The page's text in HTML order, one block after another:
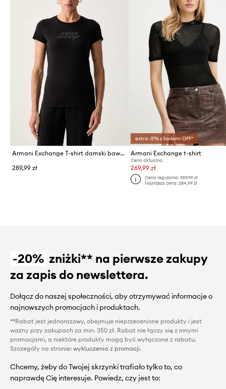
Armani Exchange T-shirt damski bawełniany
289,99 zł
extra -5% z kodem: OFF*
Armani Exchange t-shirt
Cena aktualna:
269,99 zł
Cena regularna: 559,99 zł
Najniższa cena: 284,99 zł
-20% zniżki** na pierwsze zakupy
za zapis do newslettera.
Dołącz do naszej społeczności, aby otrzymywać informacje o
najnowszych promocjach i produktach.
**Rabat jest jednorazowy, obejmuje nieprzecenione produkty i jest
ważny przy zakupach za min. 350 zł. Rabat nie łączy się z innymi
promocjami, a niektóre produkty mogą być wyłączone z rabatu.
Szczegóły na stronie: wykluczenia z promocji.
Chcemy, żeby do Twojej skrzynki trafiało tylko to, co
naprawdę Cię interesuje. Powiedz, czy jest to: